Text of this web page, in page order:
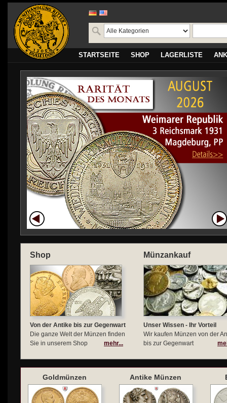
STARTSEITE SHOP LAGERLISTE
Shop
Von der Antike bis zur Gegenwart
Die ganze Welt der Münzen finden
Sie in unserem Shop
mehr...
Münzankauf
Unser Wissen - Ihr Vorteil
Wir kaufen Münzen von der
bis zur Gegenwart
Goldmünzen Antike Münzen